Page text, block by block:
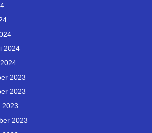
2024
2023
2023
2023
2023